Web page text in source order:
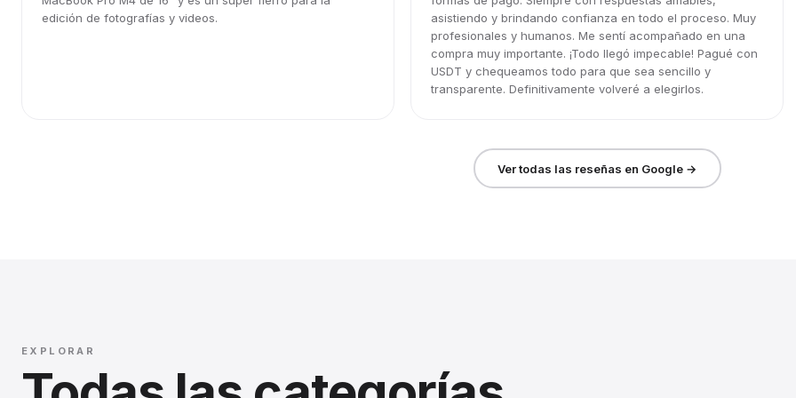
edición de fotografías y videos.
asistiendo y brindando confianza en todo el proceso. Muy
profesionales y humanos. Me sentí acompañado en una
compra muy importante. ¡Todo llegó impecable! Pagué con
USDT y chequeamos todo para que sea sencillo y
transparente. Definitivamente volveré a elegirlos.
Ver todas las reseñas en Google →
EXPLORAR